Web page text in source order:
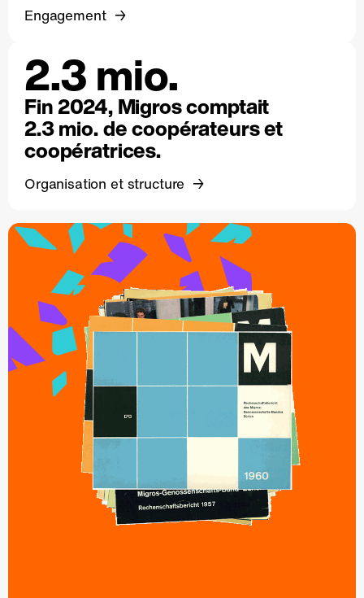
Engagement
2.3 mio.
Fin 2024, Migros comptait
2.3 mio. de coopérateurs et
coopératrices.
Organisation et structure